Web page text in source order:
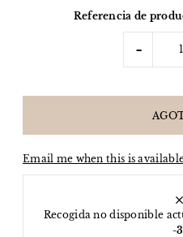
Referencia de
-
Email me when this is
Recogida no disponible
-